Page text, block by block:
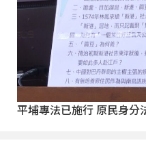
平埔專法已施行 原民身分